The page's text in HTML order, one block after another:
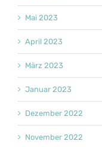
Mai 2023
April 2023
März 2023
Januar 2023
Dezember 2022
November 2022